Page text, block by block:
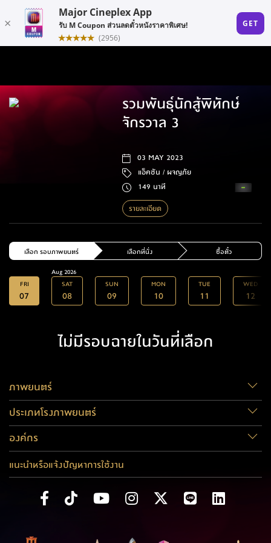
รวมพันธุ์นักสู้พิทักษ์
จักรวาล 3
03 MAY 2023
แอ็คชัน / ผจญภัย
149 นาที
รายละเอียด
เลือก รอบภาพยนตร์ เลือกที่นั่ง ซื้อตั๋ว
FRI
07
Aug 2026
SAT
08
SUN
09
MON
10
TUE
11
WED
12
ไม่มีรอบฉายในวันที่เลือก
ภาพยนตร์
ประเภทโรงภาพยนตร์
องค์กร
แนะนำหรือแจ้งปัญหาการใช้งาน